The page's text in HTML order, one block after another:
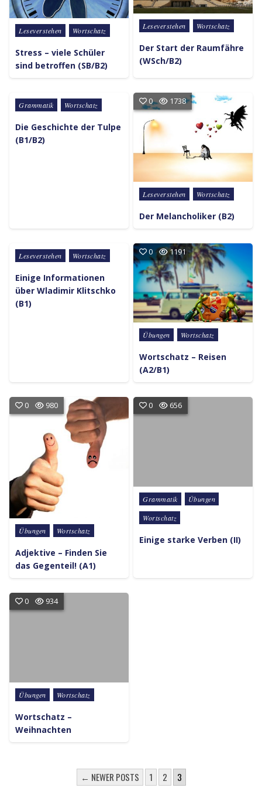
Posted in
Leseverstehen Wortschatz
Stress – viele Schüler
sind betroffen (SB/B2)
Posted in
Leseverstehen Wortschatz
Der Start der Raumfähre
(WSch/B2)
0 1035
Posted in
Grammatik Wortschatz
Die Geschichte der Tulpe
(B1/B2)
0 1738
Posted in
Leseverstehen Wortschatz
Der Melancholiker (B2)
0 751
Posted in
Leseverstehen Wortschatz
Einige Informationen
über Wladimir Klitschko
(B1)
0 1191
Posted in
Übungen Wortschatz
Wortschatz – Reisen
(A2/B1)
0 980
Posted in
Übungen Wortschatz
Adjektive – Finden Sie
das Gegenteil! (A1)
0 656
Posted in
Grammatik
Übungen
Wortschatz
Einige starke Verben (II)
0 934
Posted in
Übungen Wortschatz
Wortschatz –
Weihnachten
SEITENNUMMERIERUNG
← NEWER POSTS 1 2 3